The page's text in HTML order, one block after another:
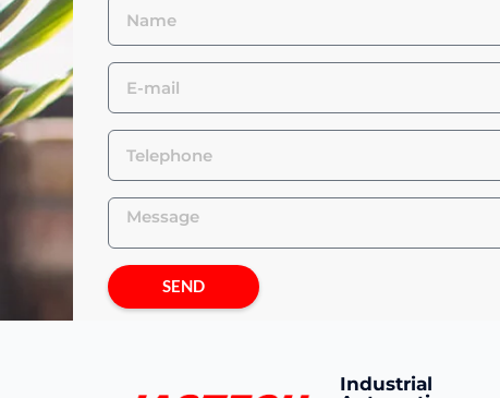
SEND
Industrial